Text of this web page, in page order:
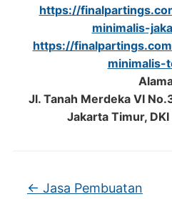
https://
minimalis-
https://
minimalis-
Jl. Tanah Merdeka VI
Jakarta Timur,
← Jasa Pembuatan